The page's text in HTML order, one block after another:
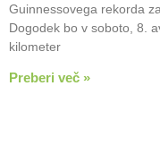
Guinnessovega rekorda
Dogodek bo v soboto, 8.
kilometer
Preberi več »